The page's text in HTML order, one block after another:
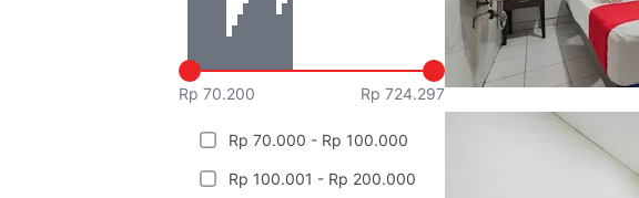
Rp 70.200 Rp 724.297
Rp 70.000 - Rp 100.000
Rp 100.001 - Rp 200.000